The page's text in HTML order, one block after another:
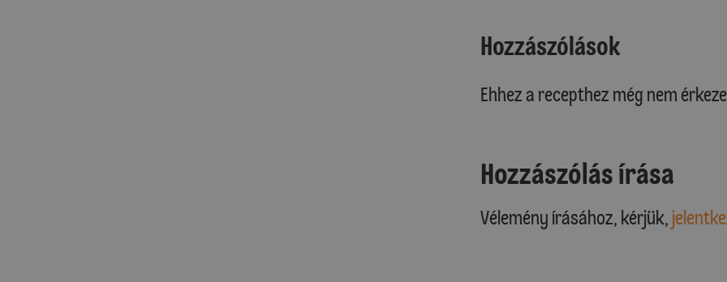
Hozzászólások
Ehhez a recepthez még nem
Hozzászólás írása
Vélemény írásához, kérjük,